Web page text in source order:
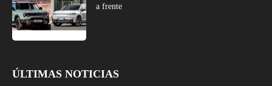
a frente
ÚLTIMAS NOTICIAS